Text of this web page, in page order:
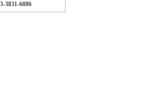
3831-6886